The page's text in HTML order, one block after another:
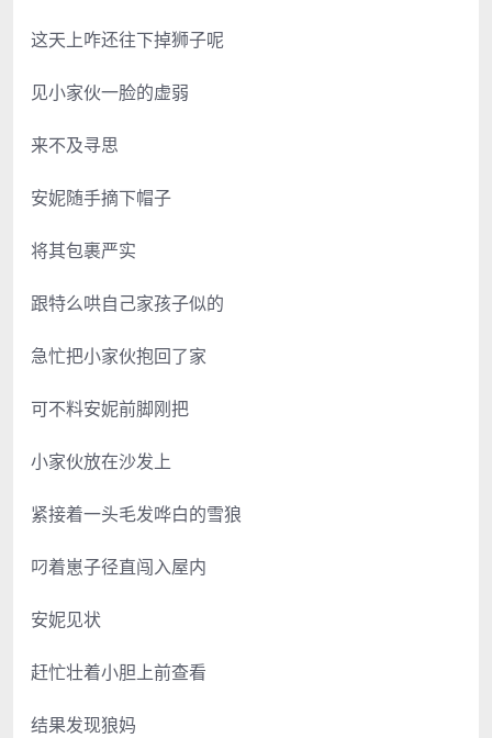
这天上咋还往下掉狮子呢
见小家伙一脸的虚弱
来不及寻思
安妮随手摘下帽子
将其包裹严实
跟特么哄自己家孩子似的
急忙把小家伙抱回了家
可不料安妮前脚刚把
小家伙放在沙发上
紧接着一头毛发哗白的雪狼
叼着崽子径直闯入屋内
安妮见状
赶忙壮着小胆上前查看
结果发现狼妈